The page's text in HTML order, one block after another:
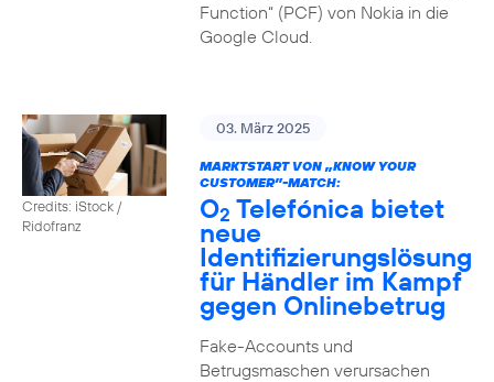
Function“ (PCF) von Nokia in die
Google Cloud.
Credits: iStock /
Ridofranz
03. März 2025
MARKTSTART VON „KNOW YOUR
CUSTOMER”-MATCH:
O2 Telefónica bietet
neue
Identifizierungslösung
für Händler im Kampf
gegen Onlinebetrug
Fake-Accounts und
Betrugsmaschen verursachen